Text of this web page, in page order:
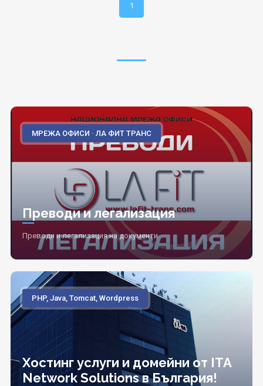
1
МРЕЖА ОФИСИ · ЛА ФИТ ТРАНС
Преводи и легализация
Преводи и легализация на документи
PHP, Java, Tomcat, Wordpress
Хостинг услуги и домейни от ITA
Network Solutions в България!